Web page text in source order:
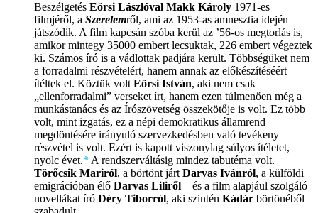
Beszélgetés Eörsi Lászlóval Makk Károly 1971-es
filmjéről, a Szerelemről, ami az 1953-as amnesztia idején
játszódik. A film kapcsán szóba kerül az ’56-os megtorlás is,
amikor mintegy 35000 embert lecsuktak, 226 embert végeztek
ki. Számos író is a vádlottak padjára került. Többségüket nem
a forradalmi részvételért, hanem annak az előkészítéséért
ítéltek el. Köztük volt Eörsi István, aki nem csak
„ellenforradalmi” verseket írt, hanem ezen túlmenően még a
munkástanács és az Írószövetség összekötője is volt. Ez több
volt, mint izgatás, ez a népi demokratikus államrend
megdöntésére irányuló szervezkedésben való tevékeny
részvétel is volt. Ezért is kapott viszonylag súlyos ítéletet,
nyolc évet.* A rendszerváltásig mindez tabutéma volt.
Törőcsik Mariról, a börtönt járt Darvas Ivánról, a külföldi
emigrációban élő Darvas Liliről – és a film alapjául szolgáló
novellákat író Déry Tiborról, aki szintén Kádár börtönéből